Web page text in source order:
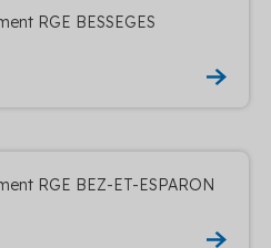
RGE BESSEGES
RGE BEZ-ET-ESPARON